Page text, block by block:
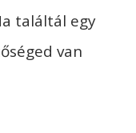
találtál egy
van